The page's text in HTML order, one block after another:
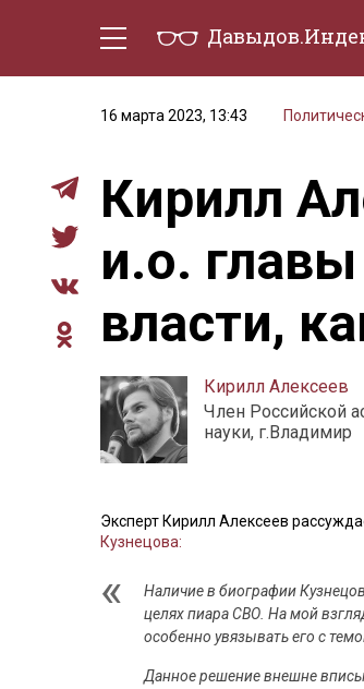
16 марта 2023, 13:43
Кирилл
и.о.
власти,
Кирилл Алексеев
Член Российской
науки, г.Владимир
Эксперт Кирилл Алексеев
Кузнецова:
Наличие в биографии
целях пиара СВО. На мой
особенно увязывать его с
Данное решение внешне